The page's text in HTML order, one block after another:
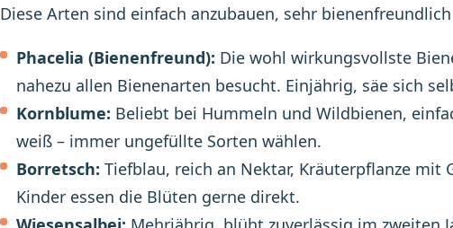
Diese Arten sind einfach anzubauen, sehr
Phacelia (Bienenfreund): Die wohl wirkungsvollste
nahezu allen Bienenarten besucht. Einjährig, säe sich
Kornblume: Beliebt bei Hummeln und Wildbienen,
weiß – immer ungefüllte Sorten wählen.
Borretsch: Tiefblau, reich an Nektar, Kräuterpflanze mit
Kinder essen die Blüten gerne direkt.